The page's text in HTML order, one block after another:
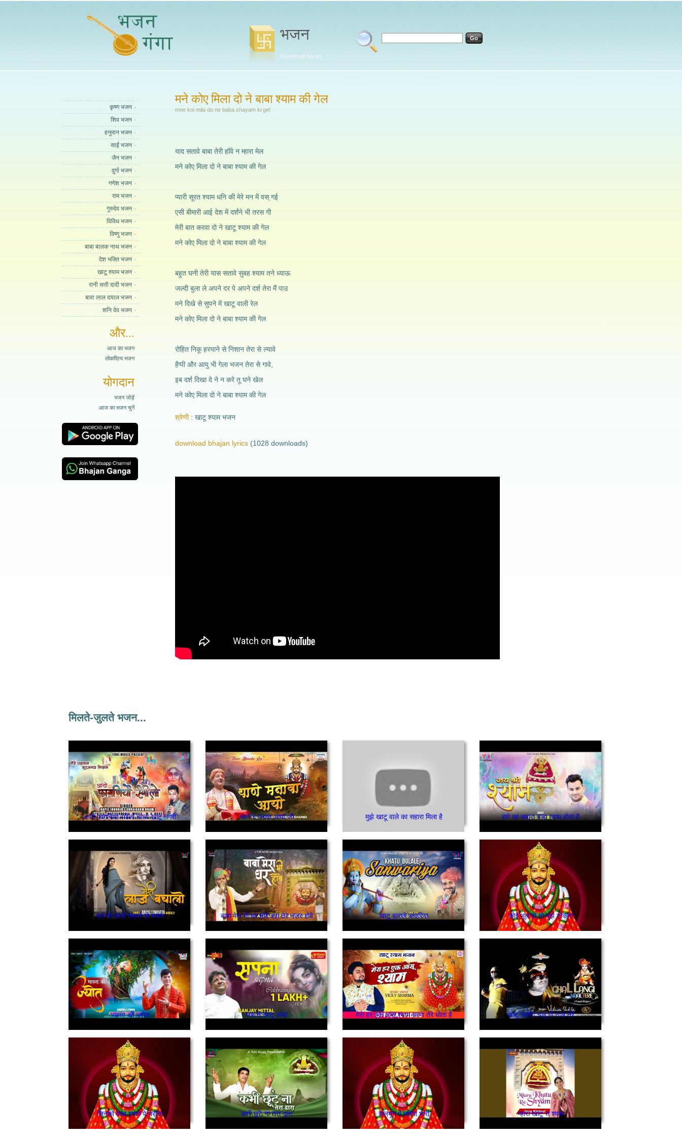
भजन
Devotional Songs
कृष्ण भजन
शिव भजन
हनुमान भजन
साईं भजन
जैन भजन
दुर्गा भजन
गणेश भजन
राम भजन
गुरुदेव भजन
विविध भजन
विष्णु भजन
बाबा बालक नाथ भजन
देश भक्ति भजन
खाटू श्याम भजन
रानी सती दादी भजन
बावा लाल दयाल भजन
शनि देव भजन
और...
आज का भजन
लोकप्रिय भजन
योगदान
भजन जोड़ें
आज का भजन चुनें
मने कोए मिला दो ने बाबा श्याम की गेल
mne koi mila do ne baba shayam ki gel
याद सतावे बाबा तेरी हॉवे न म्हारा मेल
मने कोए मिला दो ने बाबा श्याम की गेल
प्यारी सूरत श्याम धनि की मेरे मन में वस् गई
एसी बीमारी आई देश में दर्शंने भी तरस गी
मेरी बात करवा दो ने खाटू श्याम की गेल
मने कोए मिला दो ने बाबा श्याम की गेल
बहुत घनी तेरी यास सतावे सुबह श्याम तने ध्याऊ
जल्दी बुला ले अपने दर पे अपने दर्श तेरा मैं पाउ
मने दिखे से सुपने में खाटू वाली रेल
मने कोए मिला दो ने बाबा श्याम की गेल
रोहित निकू हरयाने से निशान तेरा से ल्यावे
हैप्पी और आयु भी गेला भजन तेरा से गावे,
इब दर्श दिखा दे ने न करे तू घने खेल
मने कोए मिला दो ने बाबा श्याम की गेल
श्रेणी खाटू श्याम भजन
download bhajan lyrics (1028 downloads)
मिलते-जुलते भजन...
आयो फागनियो रंगीलो चाला खाटू नगरी थाने रे मनावा आयो जी मुझे खाटू वाले का सहारा मिला है हारे का सहारा बाबा श्याम होता है
हारे के साथी कहाते हो श्याम बाबा मेरा भी घर होवे वहां तेरे नज़र होवे खाटू बुलाले सांवरिया कोई भूल हो तो मुझे टोकना
भावना की ज्योत जब से खाटू आया मेरा हर इक आंसू श्याम चरण तेरे धोता है खाटू चलेगा चलु गी नाल तेरे
जिनको बाबा श्याम पे भरोसा कभी छूटे ना तेरा द्वारा कलयुग में महिमा भारी म्हारा खाटू रा श्याम